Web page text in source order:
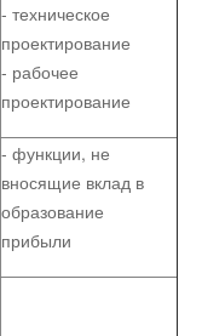
- техническое
проектирование
- рабочее
проектирование
- функции, не
вносящие вклад в
образование
прибыли